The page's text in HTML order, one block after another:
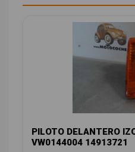
PILOTO DELANTERO
VW0144004 14913721